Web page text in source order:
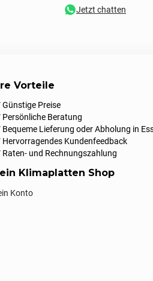
Jetzt chatten
Vorteile
Günstige Preise
Persönliche Beratung
Bequeme Lieferung oder Abholung in
Hervorragendes Kundenfeedback
Raten- und Rechnungszahlung
Klimaplatten Shop
Konto